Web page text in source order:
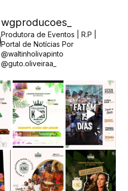
wgproducoes_
Produtora de Eventos | R.P |
Portal de Notícias Por
@waltinholivapinto
@guto.oliveiraa_